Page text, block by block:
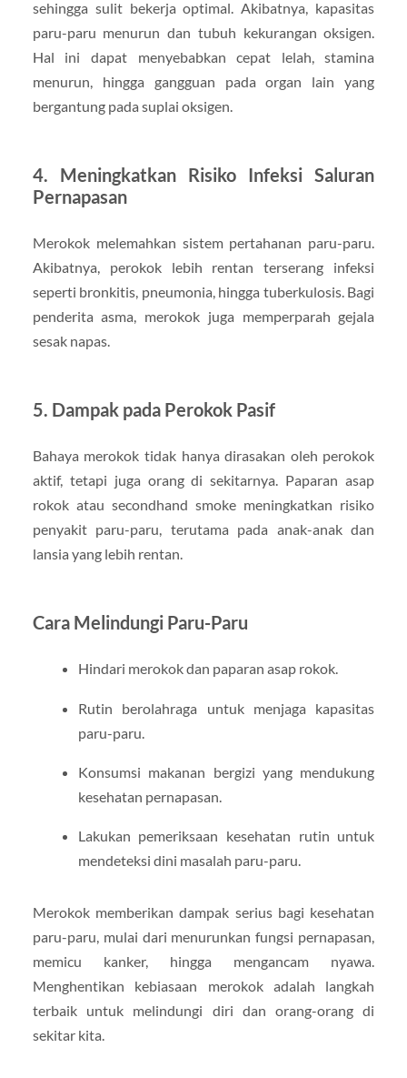
sehingga sulit bekerja optimal. Akibatnya, kapasitas
paru-paru menurun dan tubuh kekurangan oksigen.
Hal ini dapat menyebabkan cepat lelah, stamina
menurun, hingga gangguan pada organ lain yang
bergantung pada suplai oksigen.
4. Meningkatkan Risiko Infeksi Saluran
Pernapasan
Merokok melemahkan sistem pertahanan paru-paru.
Akibatnya, perokok lebih rentan terserang infeksi
seperti bronkitis, pneumonia, hingga tuberkulosis. Bagi
penderita asma, merokok juga memperparah gejala
sesak napas.
5. Dampak pada Perokok Pasif
Bahaya merokok tidak hanya dirasakan oleh perokok
aktif, tetapi juga orang di sekitarnya. Paparan asap
rokok atau secondhand smoke meningkatkan risiko
penyakit paru-paru, terutama pada anak-anak dan
lansia yang lebih rentan.
Cara Melindungi Paru-Paru
Hindari merokok dan paparan asap rokok.
Rutin berolahraga untuk menjaga kapasitas
paru-paru.
Konsumsi makanan bergizi yang mendukung
kesehatan pernapasan.
Lakukan pemeriksaan kesehatan rutin untuk
mendeteksi dini masalah paru-paru.
Merokok memberikan dampak serius bagi kesehatan
paru-paru, mulai dari menurunkan fungsi pernapasan,
memicu kanker, hingga mengancam nyawa.
Menghentikan kebiasaan merokok adalah langkah
terbaik untuk melindungi diri dan orang-orang di
sekitar kita.